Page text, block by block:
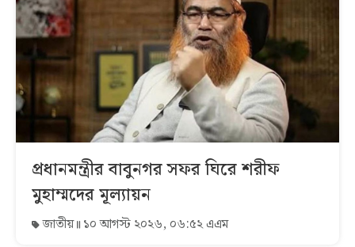
প্রধানমন্ত্রীর বাবুনগর সফর ঘিরে শরীফ
মুহাম্মদের মূল্যায়ন
জাতীয় ১০ আগস্ট ২০২৬, ০৬:৫২ এএম